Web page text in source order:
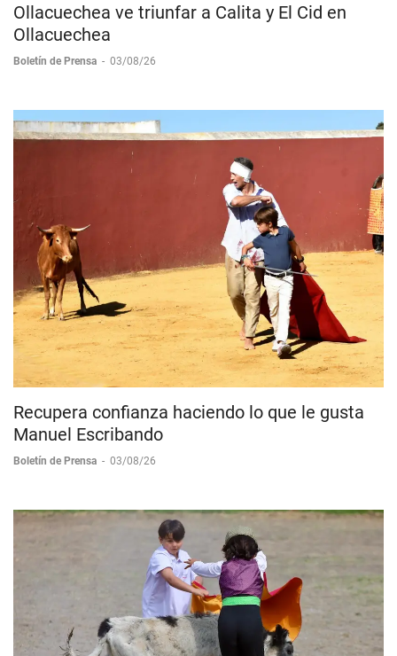
Ollacuechea ve triunfar a Calita y El Cid en
Ollacuechea
Boletín de Prensa - 03/08/26
Recupera confianza haciendo lo que le gusta
Manuel Escribando
Boletín de Prensa - 03/08/26